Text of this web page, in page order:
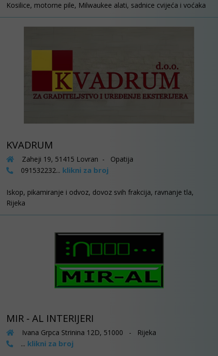
Kosilice, motorne pile, Milwaukee alati, sadnice cvijeća i voćaka
KVADRUM
Zaheji 19, 51415 Lovran - Opatija
091532232... klikni za broj
Iskop, pikamiranje i odvoz, dovoz svih frakcija, ravnanje tla,
Rijeka
MIR - AL INTERIJERI
Ivana Grpca Strinina 12D, 51000 - Rijeka
... klikni za broj